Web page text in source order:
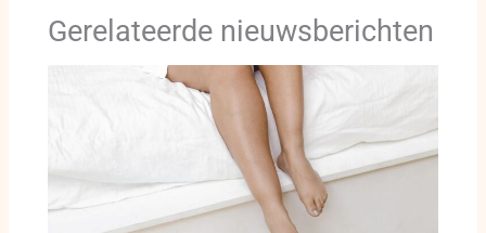
Gerelateerde nieuwsberichten